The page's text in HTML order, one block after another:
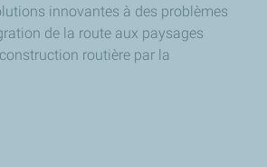
innovantes à des problèmes
de la route aux paysages
routière par la